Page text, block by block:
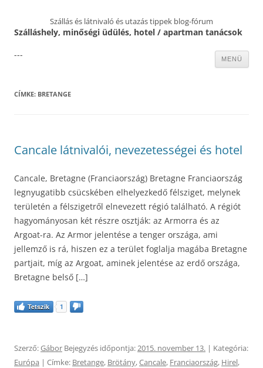
Szállás és látnivaló és utazás tippek blog-fórum
Szálláshely, minőségi üdülés, hotel / apartman tanácsok
MENÜ
---
CÍMKE: BRETANGE
Cancale látnivalói, nevezetességei és hotel
Cancale, Bretagne (Franciaország) Bretagne Franciaország
legnyugatibb csücskében elhelyezkedő félsziget, melynek
területén a félszigetről elnevezett régió található. A régiót
hagyományosan két részre osztják: az Armorra és az
Argoat-ra. Az Armor jelentése a tenger országa, ami
jellemző is rá, hiszen ez a terület foglalja magába Bretagne
partjait, míg az Argoat, aminek jelentése az erdő országa,
Bretagne belső […]
Tetszik 1
Szerző:Gábor Bejegyzés időpontja:2015. november 13. | Kategória:
Európa | Címke: Bretange, Brötány,Cancale, Franciaország, Hirel,